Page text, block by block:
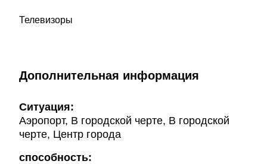
Телевизоры
Дополнительная информация
Ситуация:
Аэропорт, В городской черте, В городской
черте, Центр города
способность: